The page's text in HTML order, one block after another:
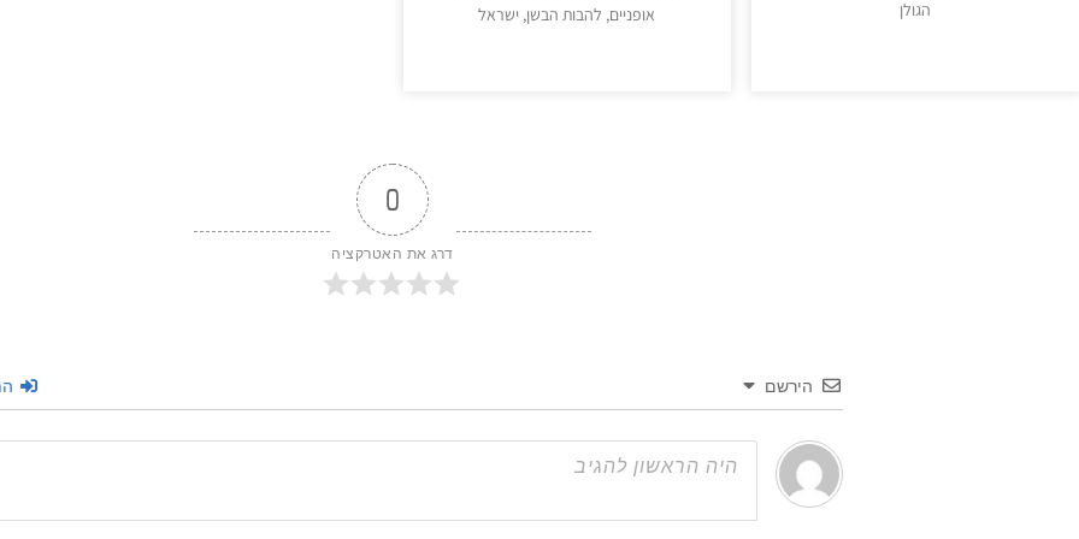
הגולן
אופניים, להבות הבשן, ישראל
0
דרג את האטרקציה
הירשם